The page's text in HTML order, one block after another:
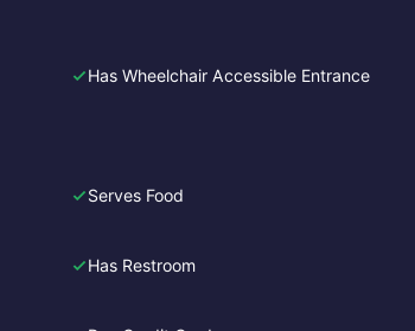
Has Wheelchair Accessible Entrance
Serves Food
Has Restroom